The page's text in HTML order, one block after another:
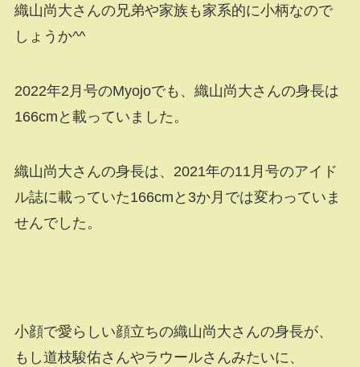
織山尚大さんの兄弟や家族も家系的に小柄なので
しょうか^^
2022年2月号のMyojoでも、織山尚大さんの身長は
166cmと載っていました。
織山尚大さんの身長は、2021年の11月号のアイド
ル誌に載っていた166cmと3か月では変わっていま
せんでした。
小顔で愛らしい顔立ちの織山尚大さんの身長が、
もし道枝駿佑さんやラウールさんみたいに、